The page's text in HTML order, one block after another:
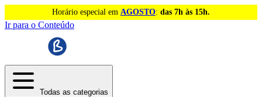
Horário especial em AGOSTO: das 7h às 15h.
Ir para o Conteúdo
Todas as categorias